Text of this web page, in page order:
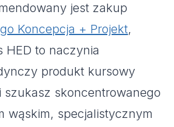
jest zakup
Koncepcja + Projekt,
HED to naczynia
produkt kursowy
szukasz skoncentrowanego
wąskim, specjalistycznym